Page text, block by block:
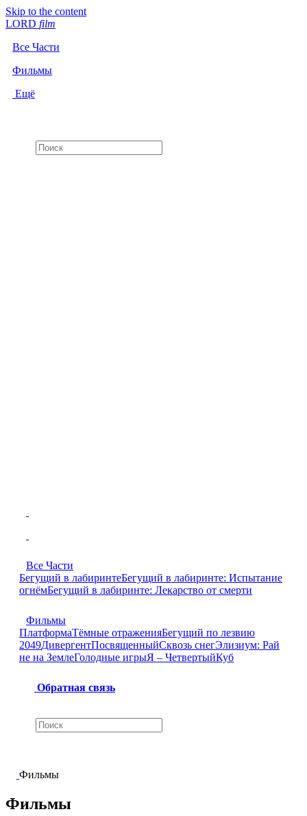
Skip to the content
LORD film
Все Части
Фильмы
Ещё
Все Части
Бегущий в лабиринтеБегущий в лабиринте: Испытание
огнёмБегущий в лабиринте: Лекарство от смерти
Фильмы
ПлатформаТёмные отраженияБегущий по лезвию
2049ДивергентПосвященныйСквозь снегЭлизиум: Рай
не на ЗемлеГолодные игрыЯ – ЧетвертыйКуб
Обратная связь
Фильмы
Фильмы